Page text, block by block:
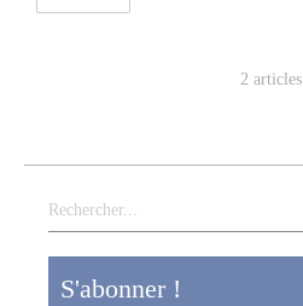
2 articles
Rechercher
S'abonner !